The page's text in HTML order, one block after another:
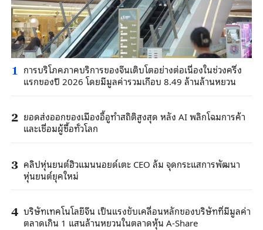
1 การบริโภคภาคบริการของจีนเติบโตอย่างต่อเนื่องในช่วงครึ่ง
แรกของปี 2026 โดยมีมูลค่ารวมเกือบ 8.49 ล้านล้านหยวน
2 ยอดส่งออกของเมืองอี้อูทำสถิติสูงสุด หลัง AI พลิกโฉมการค้า
และเชื่อมผู้ซื้อทั่วโลก
3 คลิปหุ่นยนต์ฮิวแมนนอยด์เตะ CEO ล้ม จุดกระแสการพัฒนา
หุ่นยนต์ยุคใหม่
4 บริษัทเทคโนโลยีจีน เป็นแรงขับเคลื่อนหลักของบริษัทที่มีมูลค่า
ตลาดเกิน 1 แสนล้านหยวนในตลาดหุ้น A-Share